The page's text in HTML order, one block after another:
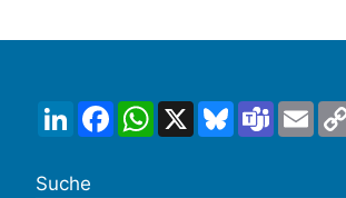
LinkedInFacebookWhatsApp
X BlueskyTeams
Suche